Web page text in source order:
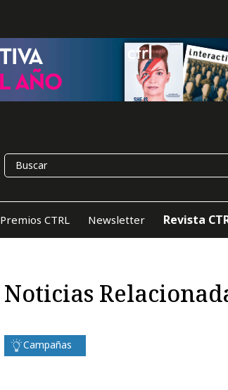
Premios CTRL Newsletter Revista
Noticias
Campañas